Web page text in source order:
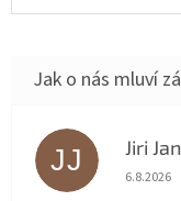
JJ Jiri
6.8.2026